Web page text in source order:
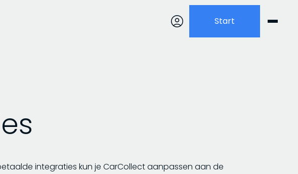
Start
integraties kun je CarCollect aanpassen aan de